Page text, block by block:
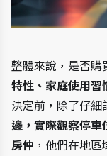
整體來說，是否購
特性、家庭使用
決定前，除了仔細
邊，實際觀察停車
房仲 ，他們在地